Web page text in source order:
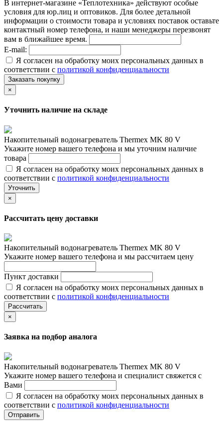
В интернет-магазине «Теплотехника» действуют особые
условия для юр.лиц и оптовиков. Для более детальной
информации о стоимости товара и условиях поставок оставьте
контактный номер телефона, и наши менеджеры перезвонят
вам в ближайшее время.
E-mail:
Я согласен на обработку моих персональных данных в
соответствии с политикой конфиденциальности
Заказать покупку
×
Уточнить наличие на складе
Накопительный водонагреватель Thermex MK 80 V
Укажите номер вашего телефона и мы уточним наличие
товара
Я согласен на обработку моих персональных данных в
соответствии с политикой конфиденциальности
Уточнить
×
Рассчитать цену доставки
Накопительный водонагреватель Thermex MK 80 V
Укажите номер вашего телефона и мы рассчитаем цену
Пункт доставки
Я согласен на обработку моих персональных данных в
соответствии с политикой конфиденциальности
Рассчитать
×
Заявка на подбор аналога
Накопительный водонагреватель Thermex MK 80 V
Укажите номер вашего телефона и специалист свяжется с
Вами
Я согласен на обработку моих персональных данных в
соответствии с политикой конфиденциальности
Отправить